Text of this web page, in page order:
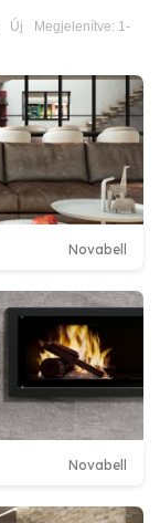
Új
Megjelenítve: 1-
Novabell
Novabell